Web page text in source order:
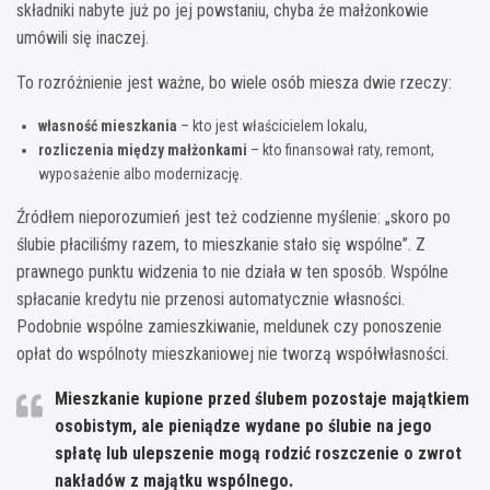
składniki nabyte już po jej powstaniu, chyba że małżonkowie
umówili się inaczej.
To rozróżnienie jest ważne, bo wiele osób miesza dwie rzeczy:
własność mieszkania – kto jest właścicielem lokalu,
rozliczenia między małżonkami – kto finansował raty, remont,
wyposażenie albo modernizację.
Źródłem nieporozumień jest też codzienne myślenie: „skoro po
ślubie płaciliśmy razem, to mieszkanie stało się wspólne”. Z
prawnego punktu widzenia to nie działa w ten sposób. Wspólne
spłacanie kredytu nie przenosi automatycznie własności.
Podobnie wspólne zamieszkiwanie, meldunek czy ponoszenie
opłat do wspólnoty mieszkaniowej nie tworzą współwłasności.
Mieszkanie kupione przed ślubem pozostaje majątkiem
osobistym, ale pieniądze wydane po ślubie na jego
spłatę lub ulepszenie mogą rodzić roszczenie o zwrot
nakładów z majątku wspólnego.